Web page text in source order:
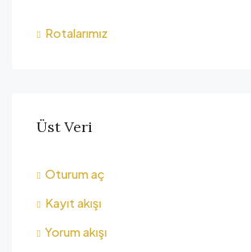
Rotalarımız
Üst Veri
Oturum aç
Kayıt akışı
Yorum akışı